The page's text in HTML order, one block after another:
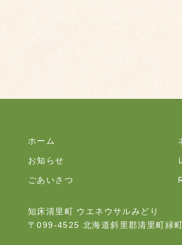
ホーム
お知らせ
ごあいさつ
知床清里町 ウエネウサルみどり
〒099-4525 北海道斜里郡清里町緑